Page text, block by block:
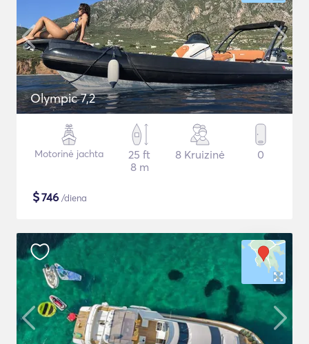
Olympic 7,2
Motorinė jachta
25 ft
8 m
8 Kruizinė 0
$746 /diena